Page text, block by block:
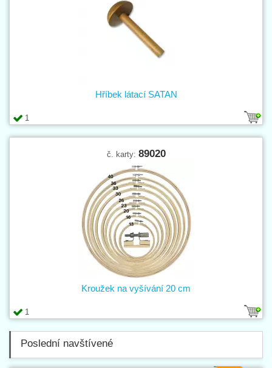
1
Hříbek látací SATAN
č. karty: 89020
1
Kroužek na vyšívání 20 cm
Poslední navštívené